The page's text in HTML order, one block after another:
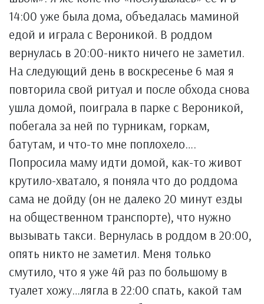
14:00 уже была дома, объедалась маминой
едой и играла с Вероникой. В роддом
вернулась в 20:00-никто ничего не заметил.
На следующий день в воскресенье 6 мая я
повторила свой ритуал и после обхода снова
ушла домой, поиграла в парке с Вероникой,
побегала за ней по турникам, горкам,
батутам, и что-то мне поплохело….
Попросила маму идти домой, как-то живот
крутило-хватало, я поняла что до роддома
сама не дойду (он не далеко 20 минут езды
на общественном транспорте), что нужно
вызывать такси. Вернулась в роддом в 20:00,
опять никто не заметил. Меня только
смутило, что я уже 4й раз по большому в
туалет хожу…лягла в 22:00 спать, какой там